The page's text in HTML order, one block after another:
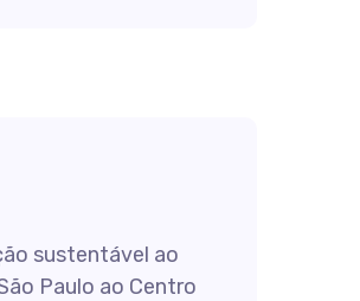
sustentável ao
Paulo ao Centro